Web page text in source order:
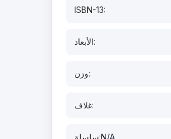
ISBN-13:
الأبعاد:
وزن:
غلاف:
سلسلة:N/A